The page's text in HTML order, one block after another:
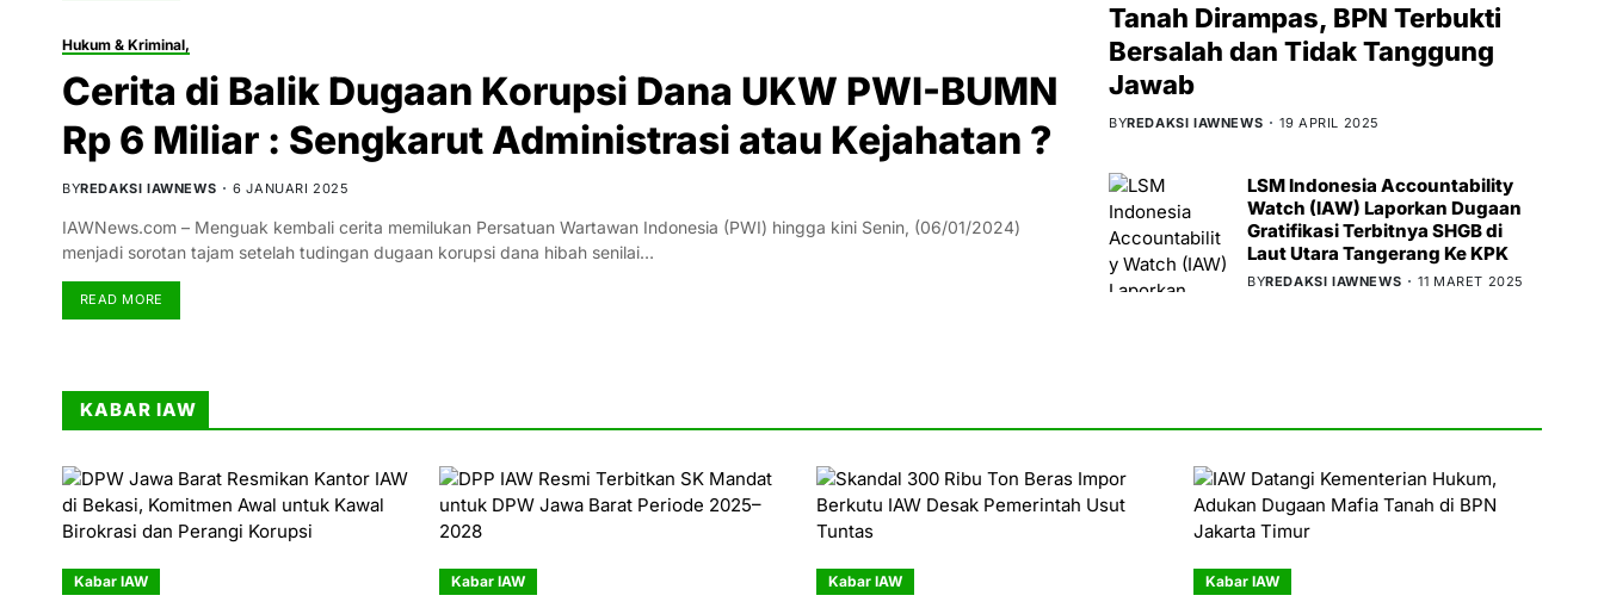
Hukum & Kriminal,
Cerita di Balik Dugaan Korupsi Dana UKW PWI-BUMN
Rp 6 Miliar : Sengkarut Administrasi atau Kejahatan ?
BYREDAKSI IAWNEWS 6 JANUARI 2025
IAWNews.com – Menguak kembali cerita memilukan Persatuan Wartawan Indonesia (PWI) hingga kini Senin, (06/01/2024)
menjadi sorotan tajam setelah tudingan dugaan korupsi dana hibah senilai…
READ MORE
Tanah Dirampas, BPN Terbukti
Bersalah dan Tidak Tanggung
Jawab
BYREDAKSI IAWNEWS 19 APRIL 2025
LSM Indonesia Accountability
Watch (IAW) Laporkan Dugaan
Gratifikasi Terbitnya SHGB di
Laut Utara Tangerang Ke KPK
BYREDAKSI IAWNEWS 11 MARET 2025
KABAR IAW
Kabar IAW Kabar IAW Kabar IAW Kabar IAW